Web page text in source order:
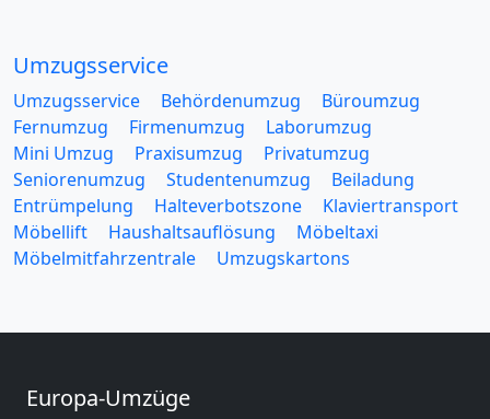
Umzugsservice
Umzugsservice Behördenumzug
Büroumzug
Fernumzug
Firmenumzug
Laborumzug
Mini Umzug
Praxisumzug
Privatumzug
Seniorenumzug
Studentenumzug
Beiladung
Entrümpelung
Halteverbotszone
Klaviertransport
Möbellift
Haushaltsauflösung
Möbeltaxi
Möbelmitfahrzentrale
Umzugskartons
Europa-Umzüge